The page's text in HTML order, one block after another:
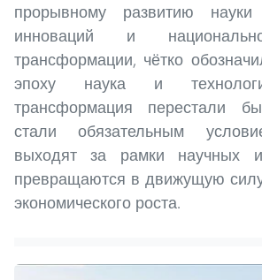
прорывному развитию
инноваций и
трансформации, чётко
эпоху наука и
трансформация перестали
стали обязательным
выходят за рамки научных
превращаются в движущую
экономического роста.